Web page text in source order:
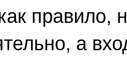
правило,
а